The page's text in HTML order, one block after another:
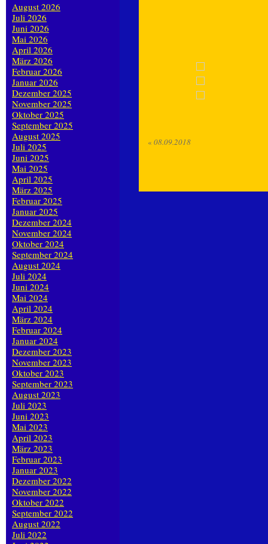
« 08.09.2018
August 2026
Juli 2026
Juni 2026
Mai 2026
April 2026
März 2026
Februar 2026
Januar 2026
Dezember 2025
November 2025
Oktober 2025
September 2025
August 2025
Juli 2025
Juni 2025
Mai 2025
April 2025
März 2025
Februar 2025
Januar 2025
Dezember 2024
November 2024
Oktober 2024
September 2024
August 2024
Juli 2024
Juni 2024
Mai 2024
April 2024
März 2024
Februar 2024
Januar 2024
Dezember 2023
November 2023
Oktober 2023
September 2023
August 2023
Juli 2023
Juni 2023
Mai 2023
April 2023
März 2023
Februar 2023
Januar 2023
Dezember 2022
November 2022
Oktober 2022
September 2022
August 2022
Juli 2022